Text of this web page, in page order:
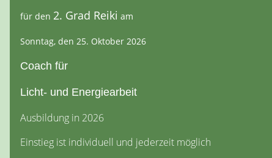
für den 2. Grad Reiki am
Sonntag, den 25. Oktober 2026
Coach für
Licht- und Energiearbeit
Ausbildung in 2026
Einstieg ist individuell und jederzeit möglich